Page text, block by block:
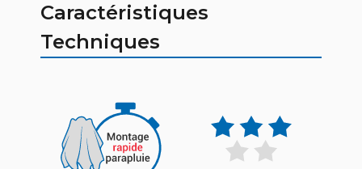
Caractéristiques
Techniques